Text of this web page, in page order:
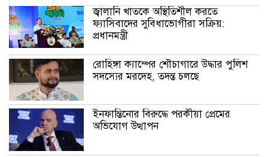
জ্বালানি খাতকে অস্থিতিশীল করতে
ফ্যাসিবাদের সুবিধাভোগীরা সক্রিয়:
প্রধানমন্ত্রী
রোহিঙ্গা ক্যাম্পের শৌচাগারে উদ্ধার পুলিশ
সদস্যের মরদেহ, তদন্ত চলছে
ইনফান্তিনোর বিরুদ্ধে পরকীয়া প্রেমের
অভিযোগ উত্থাপন